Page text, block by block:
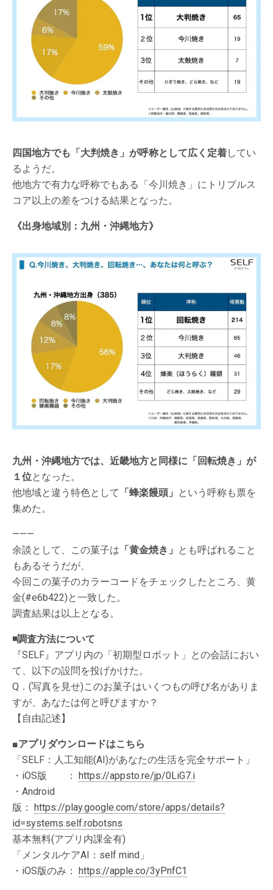
四国地方でも「大判焼き」が呼称として広く定着してい
るようだ。
他地方で有力な呼称でもある「今川焼き」にトリプルス
コア以上の差をつける結果となった。
《出身地域別：九州・沖縄地方》
九州・沖縄地方では、近畿地方と同様に「回転焼き」が
１位となった。
他地域と違う特色として 「蜂楽饅頭」 という呼称も票を
集めた。
———
余談として、この菓子は 「黄金焼き」 とも呼ばれること
もあるそうだが、
今回この菓子のカラーコードをチェックしたところ、黄
金(#e6b422)と一致した。
調査結果は以上となる。
◾️調査方法について
『SELF』アプリ内の「初期型ロボット」との会話におい
て、以下の設問を投げかけた。
Q．(写真を見せ)このお菓子はいくつもの呼び名がありま
すが、あなたは何と呼びますか？
【自由記述】
■アプリダウンロードはこちら
「SELF：人工知能(AI)があなたの生活を完全サポート」
・iOS版 ：
https://appsto.re/jp/0LiG7.i
・Android
版：
https://play.google.com/store/apps/details?
id=systems.self.robotsns
基本無料(アプリ内課金有)
「メンタルケアAI：self mind」
・iOS版のみ：
https://apple.co/3yPnfC1